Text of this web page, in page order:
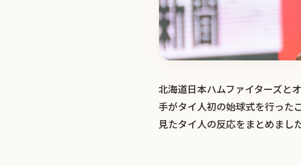
北海道日本ハムファイターズと
手がタイ人初の始球式を行った
見たタイ人の反応をまとめました